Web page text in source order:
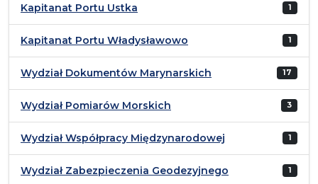
Kapitanat Portu Ustka 1
Kapitanat Portu Władysławowo 1
Wydział Dokumentów Marynarskich 17
Wydział Pomiarów Morskich 3
Wydział Współpracy Międzynarodowej 1
Wydział Zabezpieczenia Geodezyjnego 1